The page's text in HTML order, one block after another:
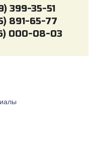
399-35-51
891-65-77
000-08-03